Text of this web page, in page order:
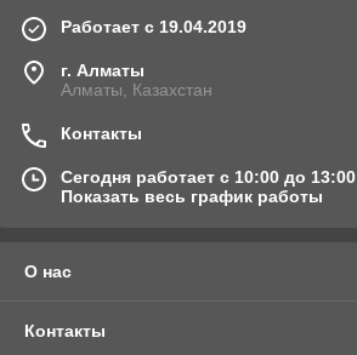
Работает с 19.04.2019
г. Алматы
Алматы, Казахстан
Контакты
Сегодня работает с 10:00 до 13:00
Показать весь график работы
О нас
Контакты